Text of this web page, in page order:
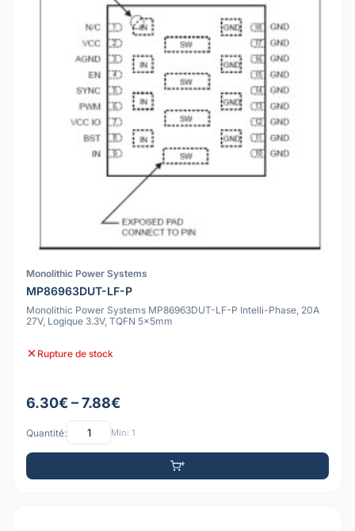
Monolithic Power Systems
MP86963DUT-LF-P
Monolithic Power Systems MP86963DUT-LF-P Intelli-Phase, 20A
27V, Logique 3.3V, TQFN 5x5mm
Rupture de stock
6.30€ – 7.88€
Quantité: Min: 1